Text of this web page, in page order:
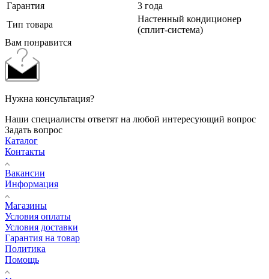
Гарантия
3 года
Тип товара
Настенный кондиционер
(сплит-система)
Вам понравится
Нужна консультация?
Наши специалисты ответят на любой интересующий вопрос
Задать вопрос
Каталог
Контакты
Вакансии
Информация
Магазины
Условия оплаты
Условия доставки
Гарантия на товар
Политика
Помощь